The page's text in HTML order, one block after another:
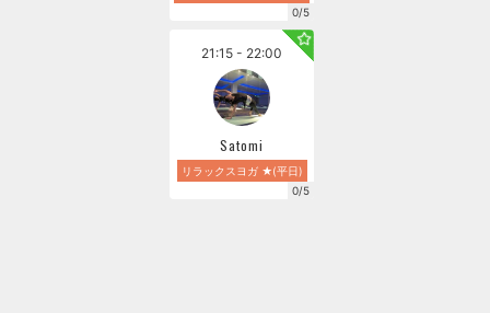
0/5
21:15 - 22:00
Satomi
リラックスヨガ ★(平日)
0/5